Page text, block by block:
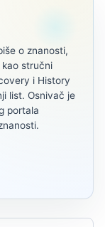
o znanosti,
kao stručni
i History
list. Osnivač je
portala